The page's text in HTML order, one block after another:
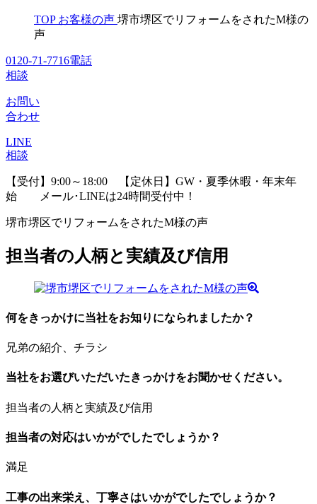
TOP お客様の声 堺市堺区でリフォームをされたM様の
声
0120-71-7716電話
相談
お問い
合わせ
LINE
相談
【受付】9:00～18:00 【定休日】GW・夏季休暇・年末年
始 メール･LINEは24時間受付中！
堺市堺区でリフォームをされたM様の声
担当者の人柄と実績及び信用
何をきっかけに当社をお知りになられましたか？
兄弟の紹介、チラシ
当社をお選びいただいたきっかけをお聞かせください。
担当者の人柄と実績及び信用
担当者の対応はいかがでしたでしょうか？
満足
工事の出来栄え、丁寧さはいかがでしたでしょうか？